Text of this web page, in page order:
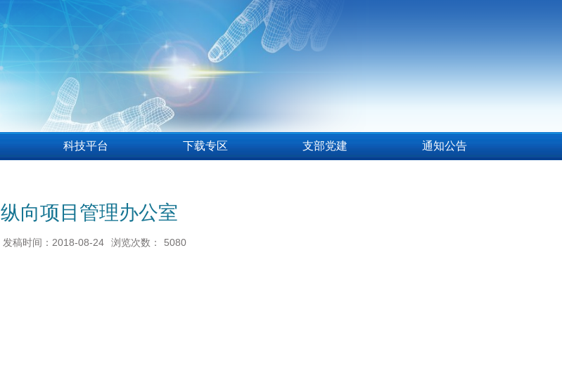
科技平台 下载专区 支部党建 通知公告
纵向项目管理办公室
发稿时间：2018-08-24 浏览次数： 5080